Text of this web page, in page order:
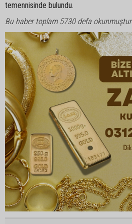
temennisinde bulundu.
Bu haber toplam 5730 defa okunmuştur